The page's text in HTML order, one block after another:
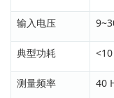
输入电压
典型功耗 <10
测量频率 40